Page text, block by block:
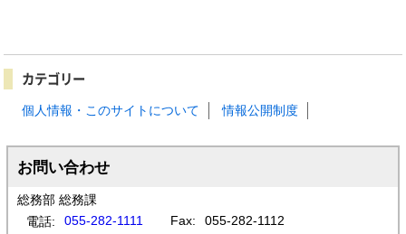
カテゴリー
個人情報・このサイトについて 情報公開制度
お問い合わせ
総務部 総務課
電話:
055-282-1111 Fax: 055-282-1112